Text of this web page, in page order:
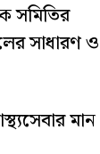
সমিতির
সাধারণ ও
মান